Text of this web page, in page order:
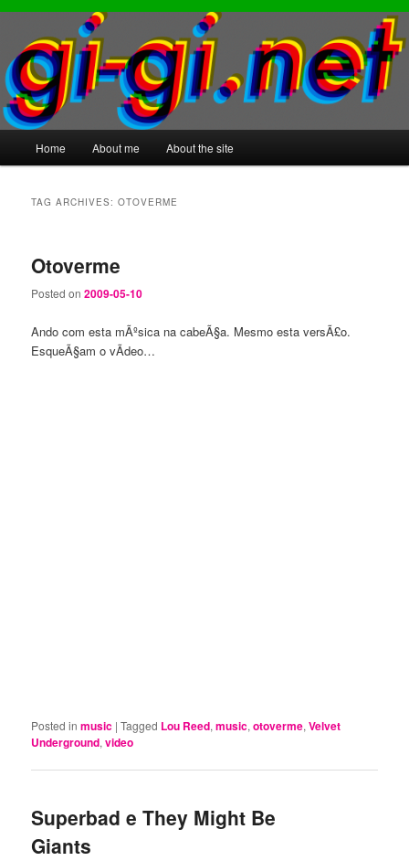
Skip
content
Skip
content
Home About me About the site
TAG ARCHIVES:OTOVERME
Otoverme
Posted on2009-05-10
Ando com esta mÃºsica na cabeÃ§a. Mesmo esta versÃ£o.
EsqueÃ§am o vÃ­deo…
Posted in music |Tagged Lou Reed,music,otoverme,Velvet
Underground,video
Superbad e They Might Be
Giants